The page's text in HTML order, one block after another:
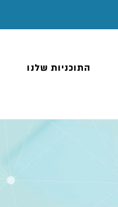
התוכניות שלנו